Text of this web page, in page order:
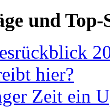
und Top-
hier?
Zeit ein